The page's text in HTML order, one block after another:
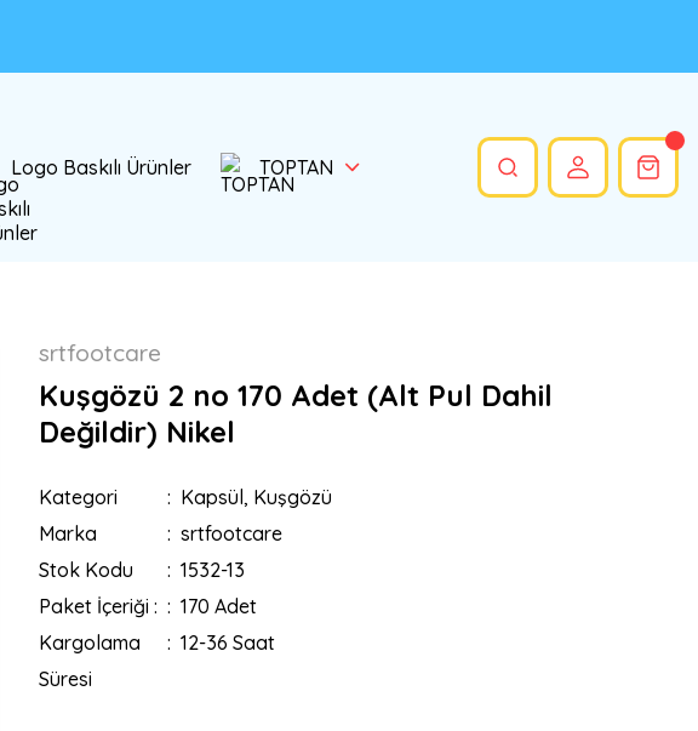
Logo Baskılı Ürünler TOPTAN
srtfootcare
Kuşgözü 2 no 170 Adet (Alt Pul Dahil
Değildir) Nikel
Kategori
Kapsül, Kuşgözü
Marka
srtfootcare
Stok Kodu
1532-13
Paket İçeriği :
170 Adet
Kargolama
Süresi
12-36 Saat